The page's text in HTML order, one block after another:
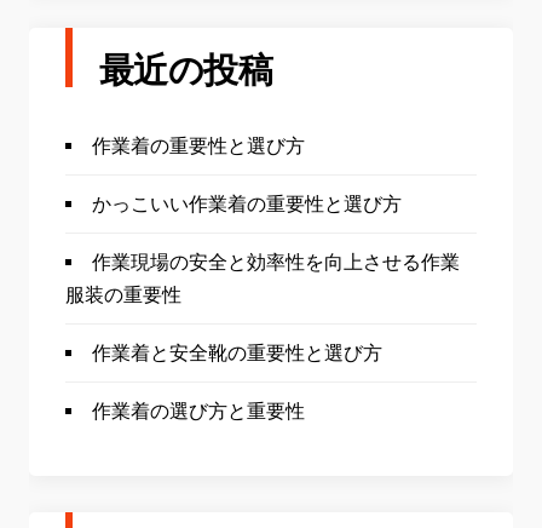
最近の投稿
作業着の重要性と選び方
かっこいい作業着の重要性と選び方
作業現場の安全と効率性を向上させる作業
服装の重要性
作業着と安全靴の重要性と選び方
作業着の選び方と重要性